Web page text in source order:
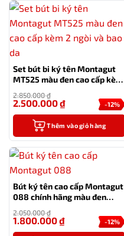
Set bút bi ký tên Montagut
MT525 màu đen cao cấp kèm
2.850.000₫
-12%
2.500.000₫
Thêm vào giỏ hàng
Bút ký tên cao cấp Montagut
088 chính hãng màu đen
2.050.000₫
-12%
1.800.000₫